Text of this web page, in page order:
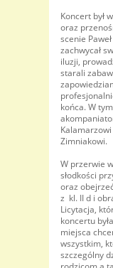
Koncert był
oraz
scenie
zachwycał
iluzji,
starali
końca. W
Zimniakowi.
W przerwie
słodkości
oraz
z kl. II d i
Licytacja,
koncertu
miejsca
wszystkim,
szczególny